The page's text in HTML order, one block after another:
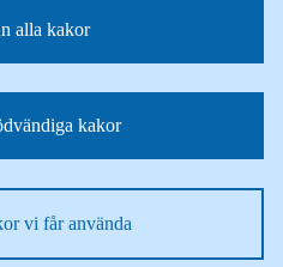
alla kakor
kakor
vi får använda